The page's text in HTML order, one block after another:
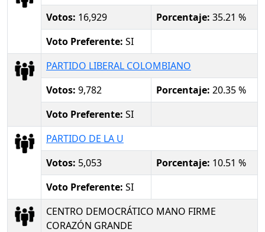
Votos: 16,929 Porcentaje: 35.21 %
Voto Preferente: SI
PARTIDO LIBERAL COLOMBIANO
Votos: 9,782 Porcentaje: 20.35 %
Voto Preferente: SI
PARTIDO DE LA U
Votos: 5,053 Porcentaje: 10.51 %
Voto Preferente: SI
CENTRO DEMOCRÁTICO MANO FIRME
CORAZÓN GRANDE